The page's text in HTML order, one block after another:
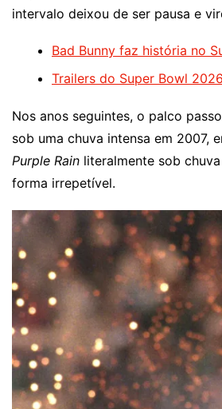
intervalo deixou de ser pausa e
Bad Bunny faz história no
Trailers do Super Bowl
Nos anos seguintes, o palco
sob uma chuva intensa em 2007,
Purple Rain literalmente sob
forma irrepetível.